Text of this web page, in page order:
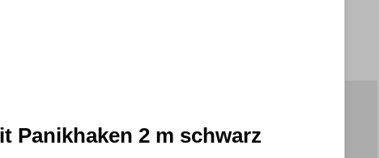
Panikhaken 2 m schwarz